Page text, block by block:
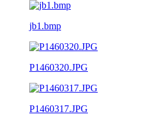
jb1.bmp
P1460320.JPG
P1460317.JPG